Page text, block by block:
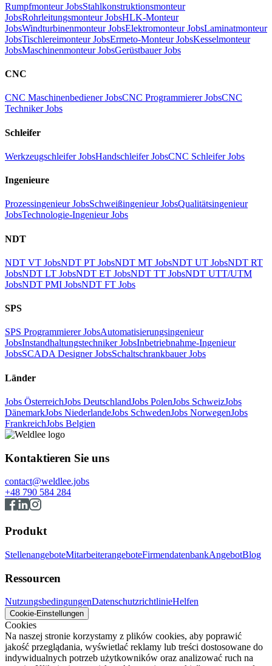
Rumpfmonteur JobsStahlkonstruktionsmonteur
JobsRohrleitungsmonteur JobsHLK-Monteur
JobsWindturbinenmonteur JobsElektromonteur JobsLaminatmonteur
JobsTischlereimonteur JobsErmeto-Monteur JobsKesselmonteur
JobsMaschinenmonteur JobsGerüstbauer Jobs
CNC
CNC Maschinenbediener JobsCNC Programmierer JobsCNC
Techniker Jobs
Schleifer
Werkzeugschleifer JobsHandschleifer JobsCNC Schleifer Jobs
Ingenieure
Prozessingenieur JobsSchweißingenieur JobsQualitätsingenieur
JobsTechnologie-Ingenieur Jobs
NDT
NDT VT JobsNDT PT JobsNDT MT JobsNDT UT JobsNDT RT
JobsNDT LT JobsNDT ET JobsNDT TT JobsNDT UTT/UTM
JobsNDT PMI JobsNDT FT Jobs
SPS
SPS Programmierer JobsAutomatisierungsingenieur
JobsInstandhaltungstechniker JobsInbetriebnahme-Ingenieur
JobsSCADA Designer JobsSchaltschrankbauer Jobs
Länder
Jobs ÖsterreichJobs DeutschlandJobs PolenJobs SchweizJobs
DänemarkJobs NiederlandeJobs SchwedenJobs NorwegenJobs
FrankreichJobs Belgien
Kontaktieren Sie uns
contact@weldlee.jobs
+48 790 584 284
Produkt
StellenangeboteMitarbeiterangeboteFirmendatenbankAngebotBlog
Ressourcen
NutzungsbedingungenDatenschutzrichtlinieHelfen
Cookie-Einstellungen
Cookies
Na naszej stronie korzystamy z plików cookies, aby poprawić
jakość przeglądania, wyświetlać reklamy lub treści dostosowane do
indywidualnych potrzeb użytkowników oraz analizować ruch na